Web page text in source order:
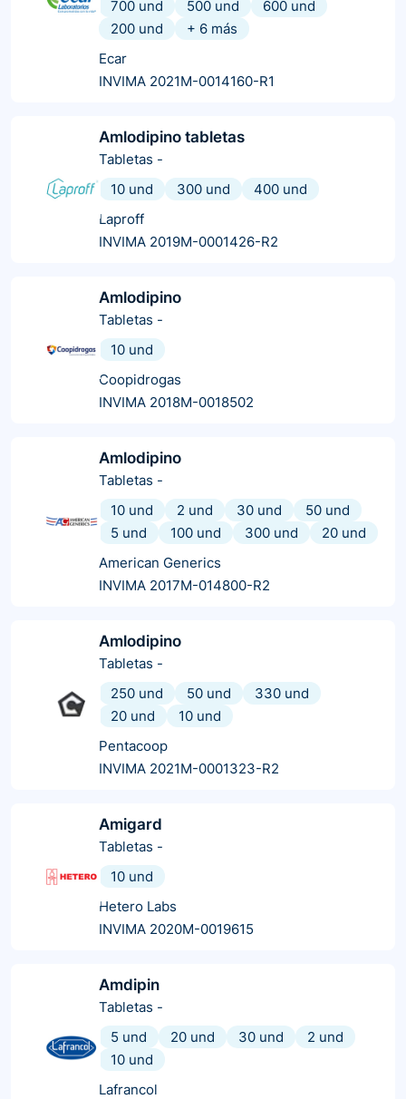
700 und
500 und
600 und
200 und
+ 6 más
Ecar
INVIMA 2021M-0014160-R1
Amlodipino tabletas
Tabletas -
10 und
300 und
400 und
Laproff
INVIMA 2019M-0001426-R2
Amlodipino
Tabletas -
10 und
Coopidrogas
INVIMA 2018M-0018502
Amlodipino
Tabletas -
10 und
2 und 30 und
50 und
5 und
100 und 300 und
20 und
American Generics
INVIMA 2017M-014800-R2
Amlodipino
Tabletas -
250 und
50 und
330 und
20 und
10 und
Pentacoop
INVIMA 2021M-0001323-R2
Amigard
Tabletas -
10 und
Hetero Labs
INVIMA 2020M-0019615
Amdipin
Tabletas -
5 und
20 und 30 und
2 und
10 und
Lafrancol